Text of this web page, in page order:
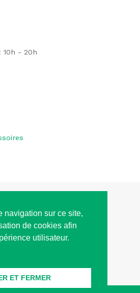
navigation sur ce site,
de cookies afin
utilisateur.
ET FERMER
10h - 20h